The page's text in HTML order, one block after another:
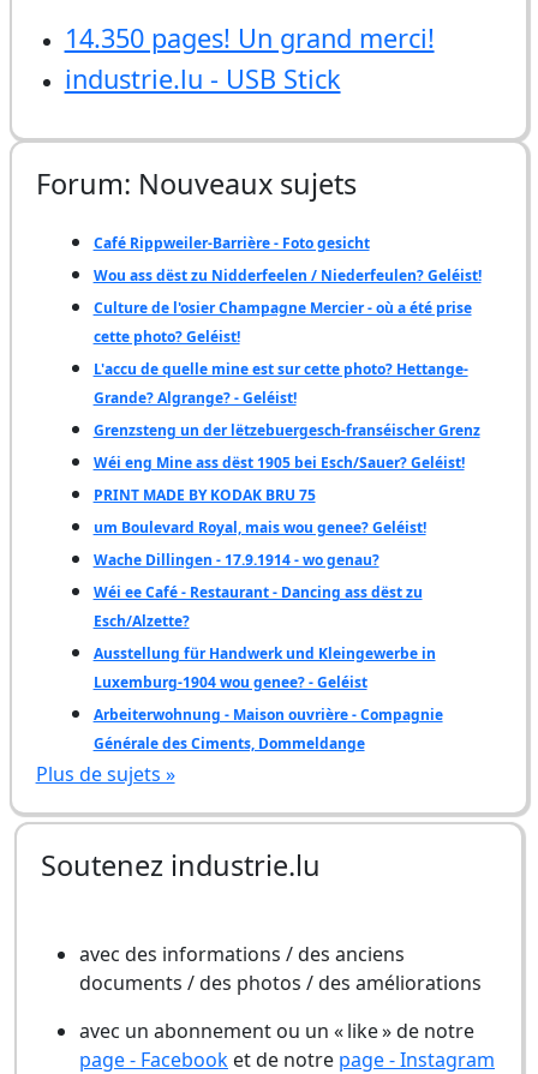
14.350 pages! Un grand merci!
industrie.lu - USB Stick
Forum: Nouveaux sujets
Café Rippweiler-Barrière - Foto gesicht
Wou ass dëst zu Nidderfeelen / Niederfeulen? Geléist!
Culture de l'osier Champagne Mercier - où a été prise
cette photo? Geléist!
L'accu de quelle mine est sur cette photo? Hettange-
Grande? Algrange? - Geléist!
Grenzsteng un der lëtzebuergesch-franséischer Grenz
Wéi eng Mine ass dëst 1905 bei Esch/Sauer? Geléist!
PRINT MADE BY KODAK BRU 75
um Boulevard Royal, mais wou genee? Geléist!
Wache Dillingen - 17.9.1914 - wo genau?
Wéi ee Café - Restaurant - Dancing ass dëst zu
Esch/Alzette?
Ausstellung für Handwerk und Kleingewerbe in
Luxemburg-1904 wou genee? - Geléist
Arbeiterwohnung - Maison ouvrière - Compagnie
Générale des Ciments, Dommeldange
Plus de sujets »
Soutenez industrie.lu
avec des informations / des anciens
documents / des photos / des améliorations
avec un abonnement ou un « like » de notre
page - Facebook et de notre page - Instagram